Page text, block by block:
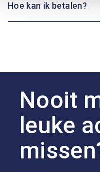
Hoe kan ik betalen?
Nooit
leuke